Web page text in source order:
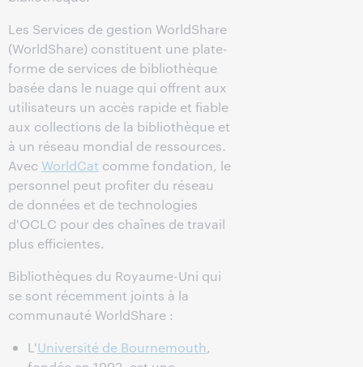
Les Services de gestion WorldShare
(WorldShare) constituent une plate-
forme de services de bibliothèque
basée dans le nuage qui offrent aux
utilisateurs un accès rapide et fiable
aux collections de la bibliothèque et
à un réseau mondial de ressources.
Avec WorldCat comme fondation, le
personnel peut profiter du réseau
de données et de technologies
d'OCLC pour des chaînes de travail
plus efficientes.
Bibliothèques du Royaume-Uni qui
se sont récemment joints à la
communauté WorldShare :
L'Université de Bournemouth,